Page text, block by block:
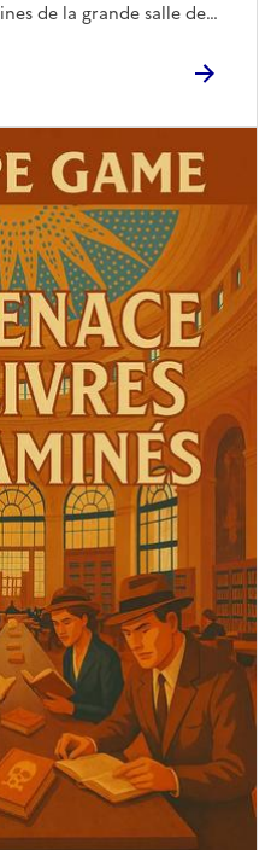
de la grande salle de
est une horloge de la
nuit. Vingt-quatre
marquent l’infini d’un
est un remontoir du
qui libèrent les mots
espace, sous cette
des moments du travail,
des installations et des
dans le mouvement des
vie. Écrite sur des
moi une immense
qui semble parfois
qui marchent sur la
écrivain, plasticien
en 1950 à Toulouse.
contemporaine
reconnu pour sa
mêlant écriture,
visuel.Assistez à la visite
par l’artiste et
autonomie dans la salle
de ses livres d’artiste
œuvre, archives et
poète à la Bibliothèque
pour conservation.